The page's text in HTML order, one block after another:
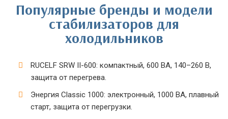
Популярные бренды и модели
стабилизаторов для
холодильников
RUCELF SRW II-600: компактный, 600 ВА, 140–260 В,
защита от перегрева.
Энергия Classic 1000: электронный, 1000 ВА, плавный
старт, защита от перегрузки.